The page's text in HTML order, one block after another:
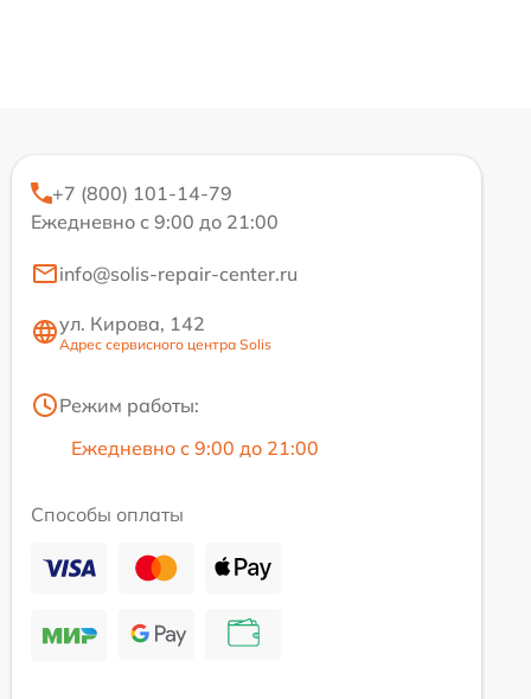
+7 (800) 101-14-79
Ежедневно с 9:00 до 21:00
info@solis-repair-center.ru
ул. Кирова, 142
Адрес сервисного центра Solis
Режим работы:
Ежедневно с 9:00 до 21:00
Способы оплаты